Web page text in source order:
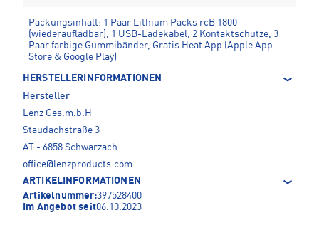
Packungsinhalt: 1 Paar Lithium Packs rcB 1800
(wiederaufladbar), 1 USB-Ladekabel, 2 Kontaktschutze, 3
Paar farbige Gummibänder, Gratis Heat App (Apple App
Store & Google Play)
HERSTELLERINFORMATIONEN
Hersteller
Lenz Ges.m.b.H
Staudachstraße 3
AT - 6858 Schwarzach
office@lenzproducts.com
ARTIKELINFORMATIONEN
Artikelnummer:397528400
Im Angebot seit06.10.2023